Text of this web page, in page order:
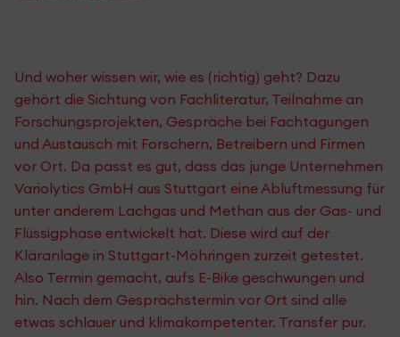
Und woher wissen wir, wie es (richtig) geht? Dazu
gehört die Sichtung von Fachliteratur, Teilnahme an
Forschungsprojekten, Gespräche bei Fachtagungen
und Austausch mit Forschern, Betreibern und Firmen
vor Ort. Da passt es gut, dass das junge Unternehmen
Variolytics GmbH aus Stuttgart eine Abluftmessung für
unter anderem Lachgas und Methan aus der Gas- und
Flüssigphase entwickelt hat. Diese wird auf der
Kläranlage in Stuttgart-Möhringen zurzeit getestet.
Also Termin gemacht, aufs E-Bike geschwungen und
hin. Nach dem Gesprächstermin vor Ort sind alle
etwas schlauer und klimakompetenter. Transfer pur.